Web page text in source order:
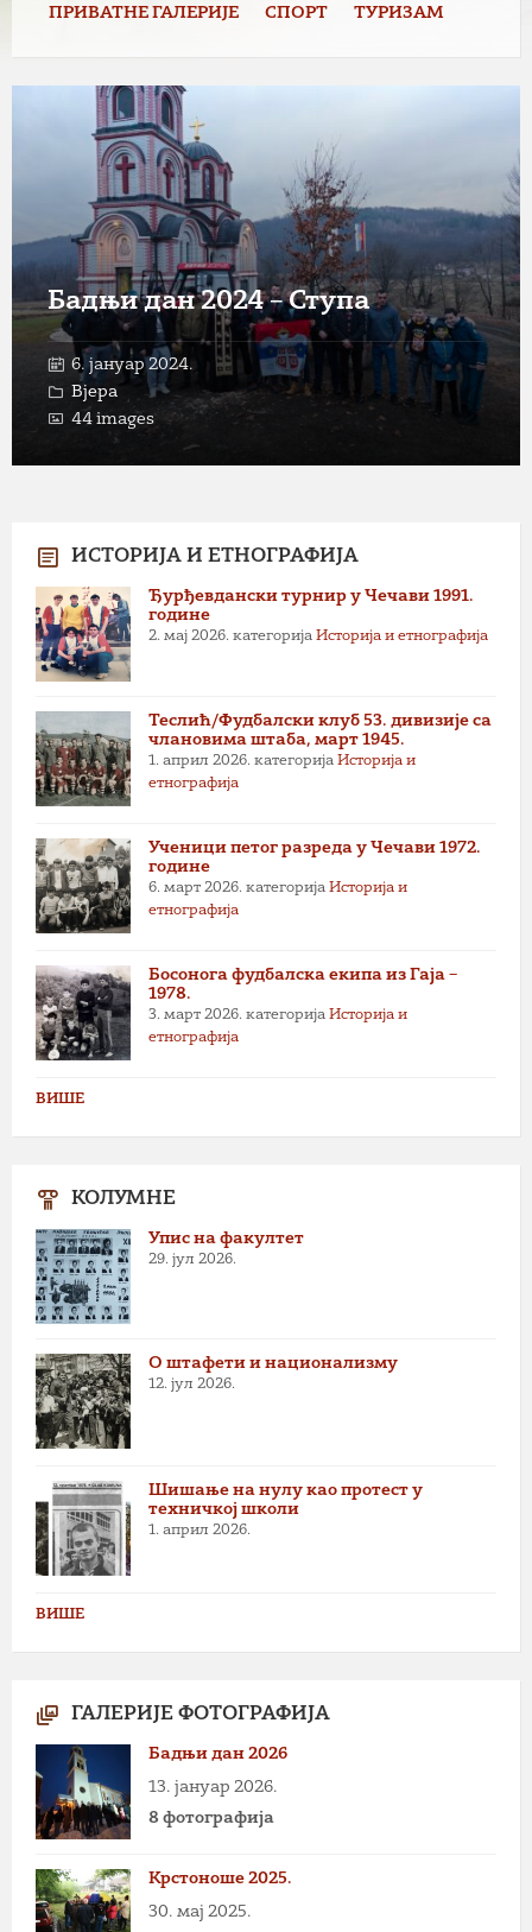
ПРИВАТНЕ ГАЛЕРИЈЕ СПОРТ ТУРИЗАМ
Бадњи дан 2024 – Ступа
6. јануар 2024.
Вјера
44 images
ИСТОРИЈА И ЕТНОГРАФИЈА
Ђурђевдански турнир у Чечави 1991.
године
2. мај 2026. категорија Историја и етнографија
Теслић/Фудбалски клуб 53. дивизије са
члановима штаба, март 1945.
1. април 2026. категорија Историја и
етнографија
Ученици петог разреда у Чечави 1972.
године
6. март 2026. категорија Историја и
етнографија
Босонога фудбалска екипа из Гаја –
1978.
3. март 2026. категорија Историја и
етнографија
ВИШЕ
КОЛУМНЕ
Упис на факултет
29. јул 2026.
О штафети и национализму
12. јул 2026.
Шишање на нулу као протест у
техничкој школи
1. април 2026.
ВИШЕ
ГАЛЕРИЈЕ ФОТОГРАФИЈА
Бадњи дан 2026
13. јануар 2026.
8 фотографија
Крстоноше 2025.
30. мај 2025.